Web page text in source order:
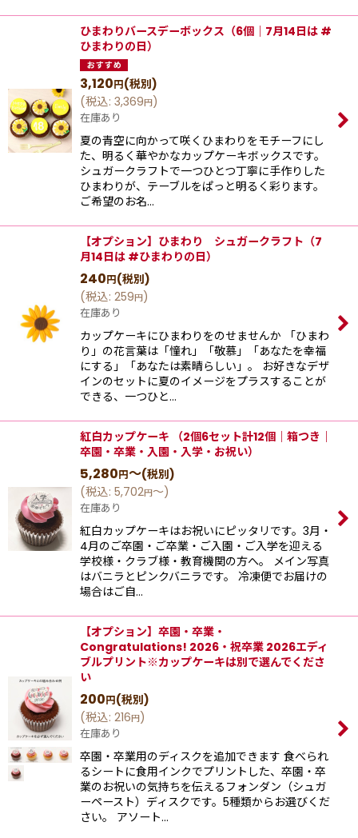
ひまわりバースデーボックス（6個｜7月14日は #
ひまわりの日）
3,120円(税別)
(税込: 3,369円)
在庫あり
夏の青空に向かって咲くひまわりをモチーフにし
た、明るく華やかなカップケーキボックスです。
シュガークラフトで一つひとつ丁寧に手作りした
ひまわりが、テーブルをぱっと明るく彩ります。
ご希望のお名…
【オプション】ひまわり シュガークラフト（7
月14日は #ひまわりの日）
240円(税別)
(税込: 259円)
在庫あり
カップケーキにひまわりをのせませんか 「ひまわ
り」の花言葉は「憧れ」「敬慕」「あなたを幸福
にする」「あなたは素晴らしい」。 お好きなデザ
インのセットに夏のイメージをプラスすることが
できる、一つひと…
紅白カップケーキ （2個6セット計12個｜箱つき｜
卒園・卒業・入園・入学・お祝い）
5,280円～(税別)
(税込: 5,702円～)
在庫あり
紅白カップケーキはお祝いにピッタリです。3月・
4月のご卒園・ご卒業・ご入園・ご入学を迎える
学校様・クラブ様・教育機関の方へ。 メイン写真
はバニラとピンクバニラです。 冷凍便でお届けの
場合はご自…
【オプション】卒園・卒業・
Congratulations! 2026・祝卒業 2026エディ
ブルプリント※カップケーキは別で選んでくださ
い
200円(税別)
(税込: 216円)
在庫あり
卒園・卒業用のディスクを追加できます 食べられ
るシートに食用インクでプリントした、卒園・卒
業のお祝いの気持ちを伝えるフォンダン（シュガ
ーペースト）ディスクです。5種類からお選びくだ
さい。 アソート…